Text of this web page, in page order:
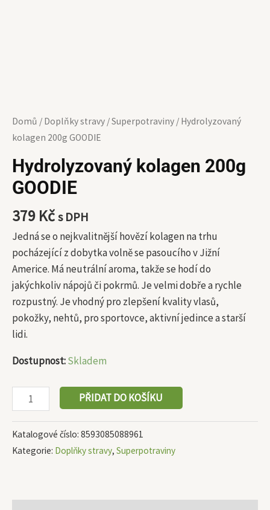
Domů / Doplňky stravy /Superpotraviny / Hydrolyzovaný
kolagen 200g GOODIE
Hydrolyzovaný kolagen 200g
GOODIE
379 Kčs DPH
Jedná se o nejkvalitnější hovězí kolagen na trhu
pocházející z dobytka volně se pasoucího v Jižní
Americe. Má neutrální aroma, takže se hodí do
jakýchkoliv nápojů či pokrmů. Je velmi dobře a rychle
rozpustný. Je vhodný pro zlepšení kvality vlasů,
pokožky, nehtů, pro sportovce, aktivní jedince a starší
lidi.
Dostupnost:Skladem
PŘIDAT DO KOŠÍKU
Katalogové číslo: 8593085088961
Kategorie: Doplňky stravy, Superpotraviny